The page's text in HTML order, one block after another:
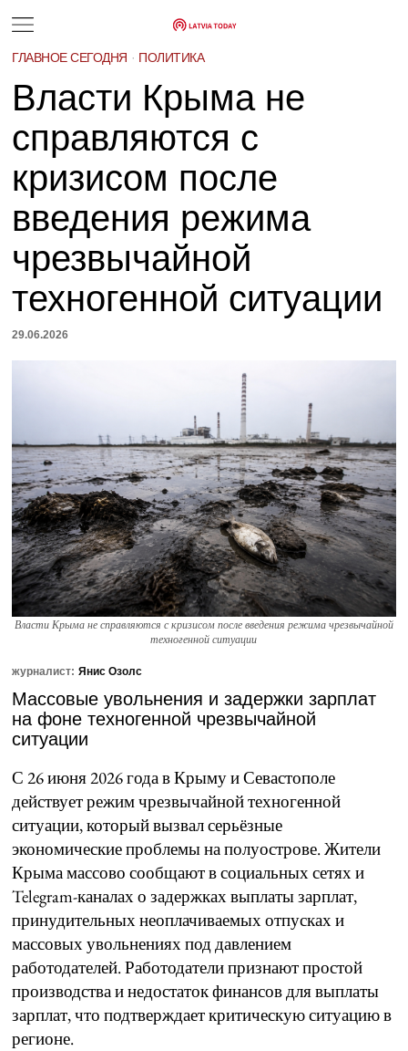
ГЛАВНОЕ СЕГОДНЯ · ПОЛИТИКА
Власти Крыма не
справляются с
кризисом после
введения режима
чрезвычайной
техногенной ситуации
29.06.2026
Власти Крыма не справляются с кризисом после введения режима чрезвычайной
техногенной ситуации
журналист: Янис Озолс
Массовые увольнения и задержки зарплат
на фоне техногенной чрезвычайной
ситуации
С 26 июня 2026 года в Крыму и Севастополе
действует режим чрезвычайной техногенной
ситуации, который вызвал серьёзные
экономические проблемы на полуострове. Жители
Крыма массово сообщают в социальных сетях и
Telegram-каналах о задержках выплаты зарплат,
принудительных неоплачиваемых отпусках и
массовых увольнениях под давлением
работодателей. Работодатели признают простой
производства и недостаток финансов для выплаты
зарплат, что подтверждает критическую ситуацию в
регионе.